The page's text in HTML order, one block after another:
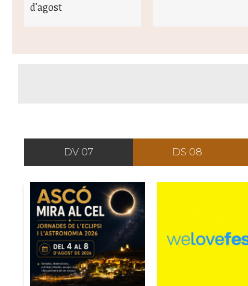
d'agost
DV 07 DS 08